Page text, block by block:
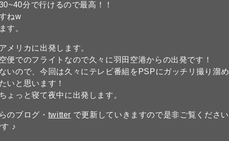
分で行けるので最高！！
ねw
す。
メリカに出発します。
便でのフライトなので久々に羽田空港からの出発です！
いので、今回は久々にテレビ番組をPSPにガッチリ撮り溜め
いと思います！
ょっと寝て夜中に出発します。
のブログ・ twitter で更新していきますので是非ご覧ください
♪